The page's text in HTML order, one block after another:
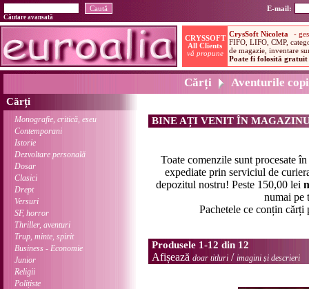
E-mail:
Căutare avansată
Cărți Aventurile
Cărți
Monografie, critică, eseu
Contemporani
Istorie
Dezvoltare personală
Dosar
Clasici
Drept
Versuri
SF, horror
Thriller, aventuri
Trup, minte, spirit
Business - Economie
Junior
Religii
Polițiste
BINE AȚI VENIT ÎN
Toate comenzile sunt procesate în
expediate prin serviciul de
depozitul nostru! Peste 150,00 lei
numai pe
Pachetele ce conțin cărți
Produsele 1-12 din 12
Afișează doar titluri / imagini și descrieri